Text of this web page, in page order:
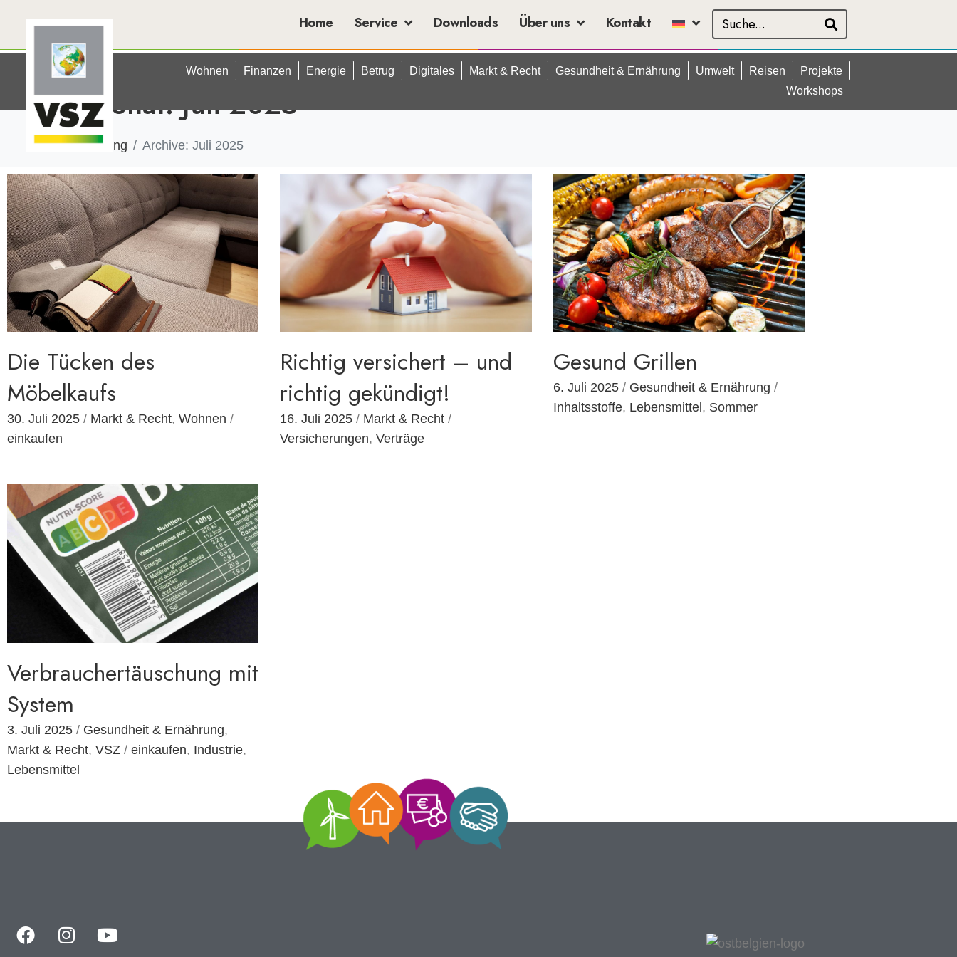
Home Service Downloads Über uns Kontakt
Wohnen Finanzen Energie Betrug Digitales Markt & Recht Gesundheit & Ernährung Umwelt Reisen
Projekte
Workshops
Monat:Juli 2025
Anfang Archive: Juli 2025
Die Tücken des
Möbelkaufs
30. Juli 2025 / Markt & Recht, Wohnen /
einkaufen
Richtig versichert – und
richtig gekündigt!
16. Juli 2025 / Markt & Recht /
Versicherungen,Verträge
Gesund Grillen
6. Juli 2025 / Gesundheit & Ernährung /
Inhaltsstoffe, Lebensmittel , Sommer
Verbrauchertäuschung mit
System
3. Juli 2025 / Gesundheit & Ernährung,
Markt & Recht, VSZ / einkaufen, Industrie,
Lebensmittel